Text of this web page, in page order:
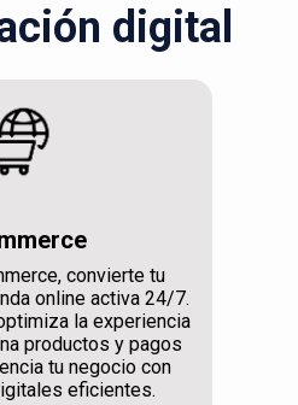
digital
convierte tu
online activa 24/7.
la experiencia
productos y pagos
tu negocio con
eficientes.